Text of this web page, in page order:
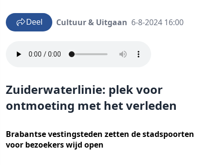
Deel Cultuur & Uitgaan 6-8-2024 16:00
Zuiderwaterlinie: plek voor
ontmoeting met het verleden
Brabantse vestingsteden zetten de stadspoorten
voor bezoekers wijd open